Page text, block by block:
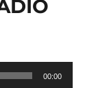
00:00